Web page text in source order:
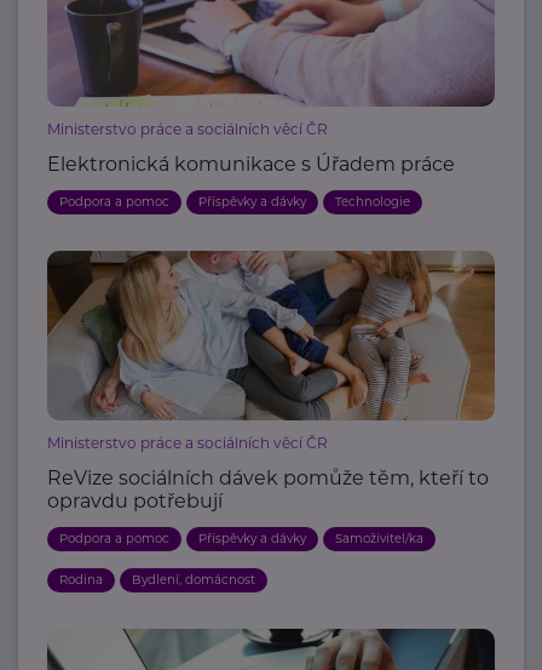
Ministerstvo práce a sociálních věcí ČR
Elektronická komunikace s Úřadem práce
Podpora a pomoc Příspěvky a dávky Technologie
Ministerstvo práce a sociálních věcí ČR
ReVize sociálních dávek pomůže těm, kteří to
opravdu potřebují
Podpora a pomoc Příspěvky a dávky Samoživitel/ka
Rodina Bydlení, domácnost